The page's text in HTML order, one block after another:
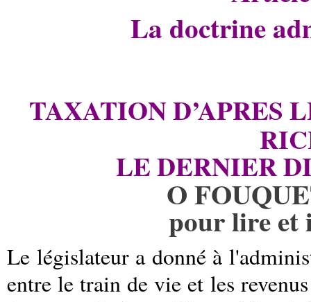
La doctrine
TAXATION D’APRES
LE DERNIER
O
pour lire et
Le législateur a donné à
entre le train de vie et les